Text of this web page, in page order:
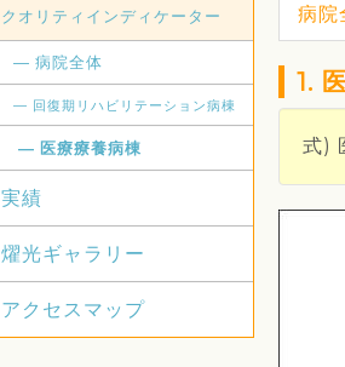
クオリティインディケーター
病院全体
回復期リハビリテーション病棟
医療療養病棟
実績
燿光ギャラリー
アクセスマップ
病院
1.
式)